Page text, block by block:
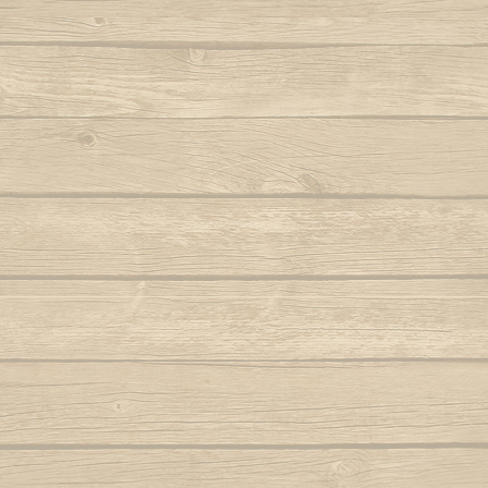
Berimbau de Bimba
Autor : Mestre Elias
Berimbau falou
Autor : Graduado Voador (Capoeira Nagô)
Berimbau mandou se benzer
Autor : Boa Voz (Abada)
Berimbau tocou
Cade meu espinho de laranjeira
Autor : Profesor Pretinho (Abada)
Camafeu (Samba no mar)
Capineiro de ioiô
Capoeira a mais bela é você
Autor : Mestre Torneiro Cantando
Capoeira da Africa
Ola ola
Autor :
Autor :
Autor : Mestre
Pra jogar
Música: